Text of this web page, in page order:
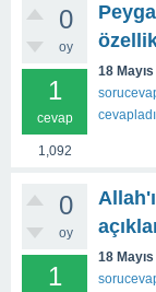
0
oy
1
cevap
1,092
18
cevapladı
0
oy
1
18